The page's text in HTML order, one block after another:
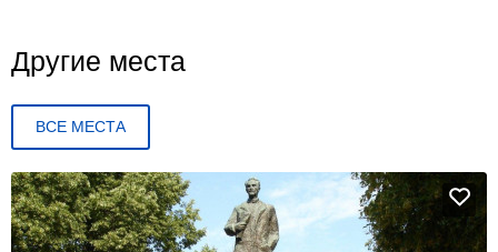
Другие места
ВСЕ МЕСТА